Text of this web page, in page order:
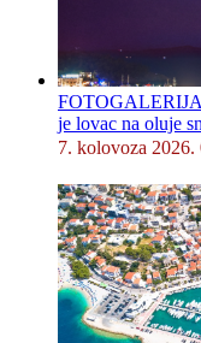
FOTOGALERIJA
je lovac na oluje
7. kolovoza 2026.